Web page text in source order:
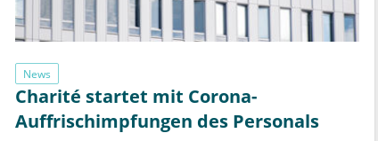
News
Charité startet mit Corona-
Auffrischimpfungen des Personals